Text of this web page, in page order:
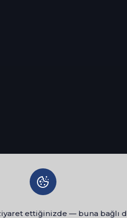
ettiğinizde — buna bağlı